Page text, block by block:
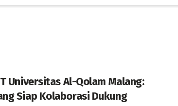
Universitas Al-Qolam Malang:
Siap Kolaborasi Dukung